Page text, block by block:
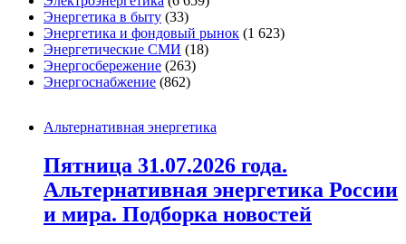
Энергетика в быту (33)
Энергетика и фондовый рынок (1 623)
Энергетические СМИ (18)
Энергосбережение (263)
Энергоснабжение (862)
Альтернативная энергетика
Пятница 31.07.2026 года.
Альтернативная энергетика России
и мира. Подборка новостей